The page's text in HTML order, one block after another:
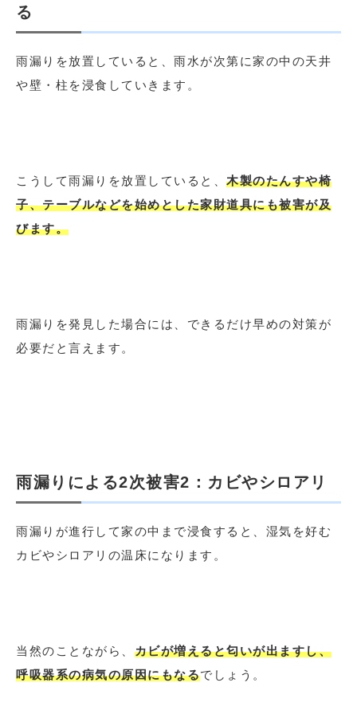
る
雨漏りを放置していると、雨水が次第に家の中の天井
や壁・柱を浸食していきます。
こうして雨漏りを放置していると、 木製のたんすや椅
子、テーブルなどを始めとした家財道具にも被害が及
びます。
雨漏りを発見した場合には、できるだけ早めの対策が
必要だと言えます。
雨漏りによる2次被害2：カビやシロアリ
雨漏りが進行して家の中まで浸食すると、湿気を好む
カビやシロアリの温床になります。
当然のことながら、 カビが増えると匂いが出ますし、
呼吸器系の病気の原因にもなるでしょう。